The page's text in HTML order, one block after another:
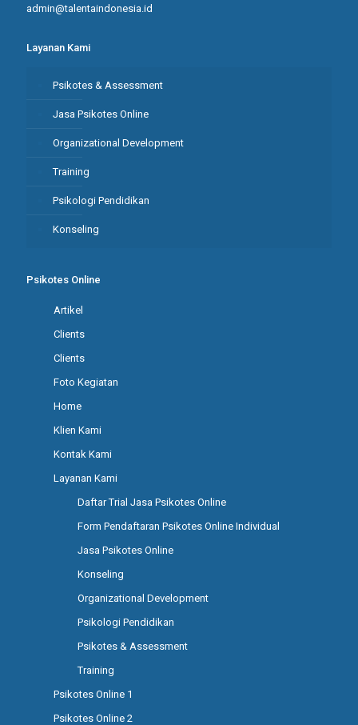
admin@talentaindonesia.id
Layanan Kami
Psikotes & Assessment
Jasa Psikotes Online
Organizational Development
Training
Psikologi Pendidikan
Konseling
Psikotes Online
Artikel
Clients
Clients
Foto Kegiatan
Home
Klien Kami
Kontak Kami
Layanan Kami
Daftar Trial Jasa Psikotes Online
Form Pendaftaran Psikotes Online Individual
Jasa Psikotes Online
Konseling
Organizational Development
Psikologi Pendidikan
Psikotes & Assessment
Training
Psikotes Online 1
Psikotes Online 2